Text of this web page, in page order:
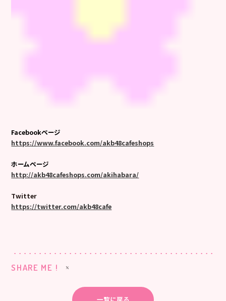
Facebookページ
https://www.facebook.com/akb48cafeshops
ホームページ
http://akb48cafeshops.com/akihabara/
Twitter
https://twitter.com/akb48cafe
SHARE ME !
一覧に戻る